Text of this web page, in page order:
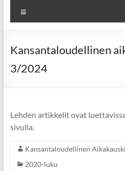
Kansantaloudellinen
3/2024
Lehden artikkelit ovat
sivulla.
Kansantaloudellinen
2020-luku